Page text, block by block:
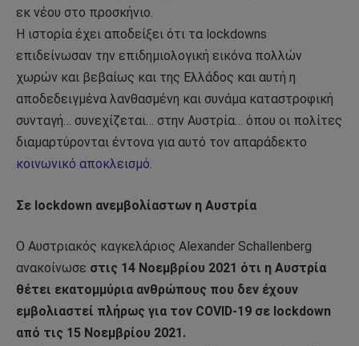
εκ νέου στο προσκήνιο.
Η ιστορία έχει αποδείξει ότι τα lockdowns
επιδείνωσαν την επιδημιολογική εικόνα πολλών
χωρών και βεβαίως και της Ελλάδος και αυτή η
αποδεδειγμένα λανθασμένη και συνάμα καταστροφική
συνταγή… συνεχίζεται… στην Αυστρία… όπου οι πολίτες
διαμαρτύρονται έντονα για αυτό τον απαράδεκτο
κοινωνικό αποκλεισμό.
Σε lockdown ανεμβολίαστων η Αυστρία
Ο Αυστριακός καγκελάριος Alexander Schallenberg
ανακοίνωσε στις 14 Νοεμβρίου 2021 ότι η Αυστρία
θέτει εκατομμύρια ανθρώπους που δεν έχουν
εμβολιαστεί πλήρως για τον COVID-19 σε lockdown
από τις 15 Νοεμβρίου 2021.